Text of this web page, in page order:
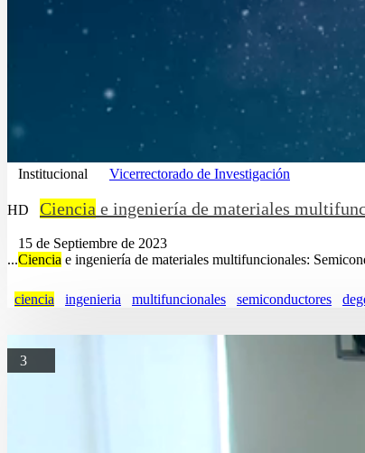
Institucional Vicerrectorado de Investigación
HD Ciencia e ingeniería de materiales
15 de Septiembre de 2023
...Ciencia e ingeniería de materiales multifuncionales:
ciencia ingenieria multifuncionales semiconductores
3